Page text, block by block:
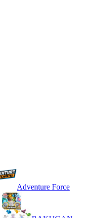
Adventure Force